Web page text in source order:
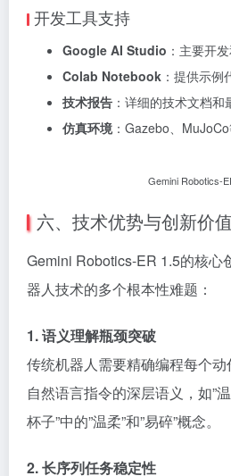
开发工具支持
Google AI Studio ：主要开
Colab Notebook ：提供示例
技术报告 ：详细的技术文档
仿真环境 ：Gazebo、
Gemini Robotics-
六、技术优势与创新价值
Gemini Robotics-ER 1.5的核心
器人技术的多个根本性难题：
1. 语义理解瓶颈突破
传统机器人需要精确编程每个
自然语言指令的深层语义，如”
杯子”中的”温柔”和”易碎”概念。
2. 长序列任务稳定性